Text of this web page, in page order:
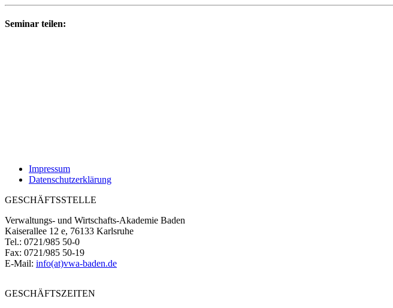
Seminar teilen:
Impressum
Datenschutzerklärung
GESCHÄFTSSTELLE
Verwaltungs- und Wirtschafts-Akademie Baden
Kaiserallee 12 e, 76133 Karlsruhe
Tel.: 0721/985 50-0
Fax: 0721/985 50-19
E-Mail: info(at)vwa-baden.de
GESCHÄFTSZEITEN